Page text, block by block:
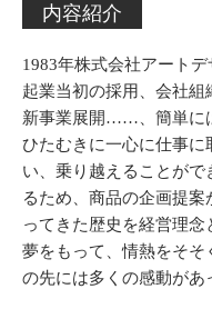
内容紹介
1983年株式会社アートデ
起業当初の採用、会社
新事業展開……、簡単に
ひたむきに一心に仕事に
い、乗り越えることが
るため、商品の企画提
ってきた歴史を経営理念
夢をもって、情熱をそそ
の先には多くの感動があ